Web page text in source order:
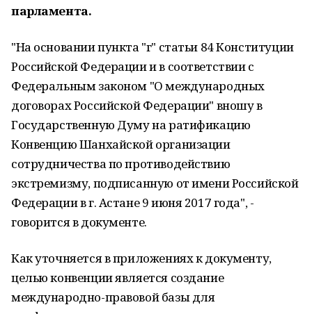
парламента.
"На основании пункта "г" статьи 84 Конституции
Российской Федерации и в соответствии с
Федеральным законом "О международных
договорах Российской Федерации" вношу в
Государственную Думу на ратификацию
Конвенцию Шанхайской организации
сотрудничества по противодействию
экстремизму, подписанную от имени Российской
Федерации в г. Астане 9 июня 2017 года", -
говорится в документе.
Как уточняется в приложениях к документу,
целью конвенции является создание
международно-правовой базы для